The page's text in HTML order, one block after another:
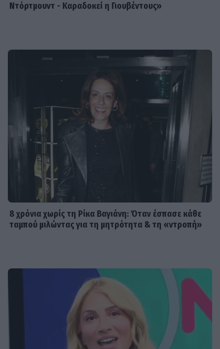
Ντόρτμουντ - Καραδοκεί η Γιουβέντους»
8 χρόνια χωρίς τη Ρίκα Βαγιάνη: Όταν έσπασε κάθε
ταμπού μιλώντας για τη μητρότητα & τη «ντροπή»